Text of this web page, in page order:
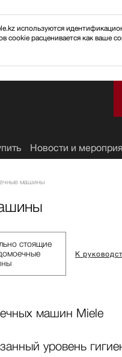
используются
cookie расценивается как ваше
машины
стоящие
К
машин Miele
уровень
Новости и